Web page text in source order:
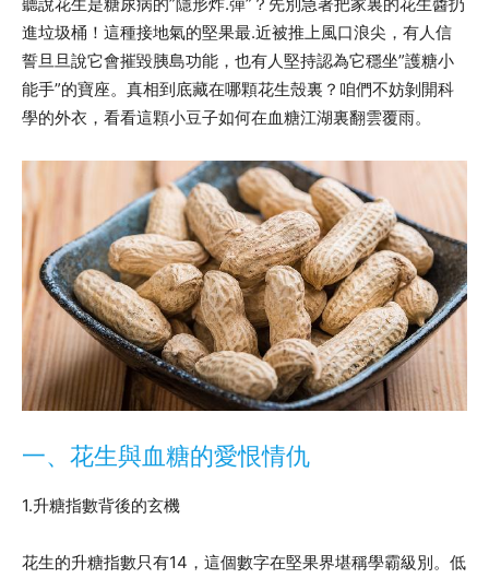
進垃圾桶！這種接地氣的堅果最.近被推上風口浪尖，有人信
誓旦旦說它會摧毀胰島功能，也有人堅持認為它穩坐”護糖小
能手”的寶座。真相到底藏在哪顆花生殼裏？咱們不妨剝開科
學的外衣，看看這顆小豆子如何在血糖江湖裏翻雲覆雨。
一、花生與血糖的愛恨情仇
1.升糖指數背後的玄機
花生的升糖指數只有14，這個數字在堅果界堪稱學霸級別。低